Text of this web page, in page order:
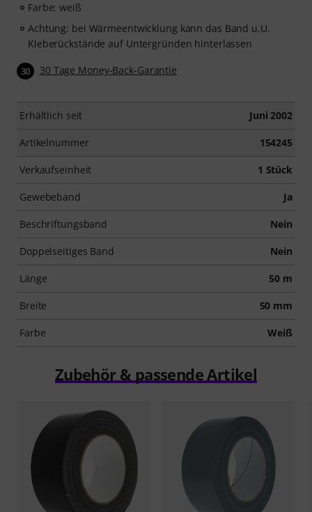
Farbe: weiß
Achtung: bei Wärmeentwicklung kann das Band u.U.
Kleberückstände auf Untergründen hinterlassen
30 30 Tage Money-Back-Garantie
Erhältlich seit Juni 2002
Artikelnummer 154245
Verkaufseinheit 1 Stück
Gewebeband Ja
Beschriftungsband Nein
Doppelseitiges Band Nein
Länge 50 m
Breite 50 mm
Farbe Weiß
Zubehör & passende Artikel